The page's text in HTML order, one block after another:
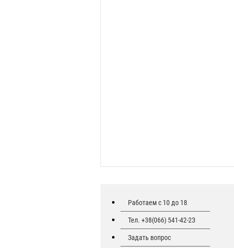
Работаем с 10 до 18
Тел. +38(066) 541-42-2З
Задать вопрос